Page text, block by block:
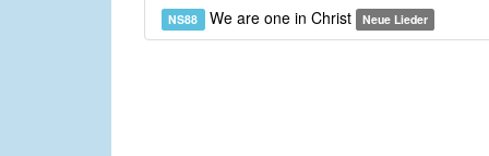
NS88 We are one in Christ Neue Lieder